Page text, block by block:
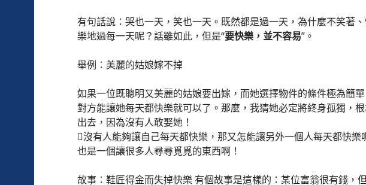
有句話說：哭也一天，笑也一天。既然都是過一天，為什麼不笑著
樂地過每一天呢？話雖如此，但是“要快樂，並不容易”。
舉例：美麗的姑娘嫁不掉
如果一位既聰明又美麗的姑娘要出嫁，而她選擇物件的條件極為簡
對方能讓她每天都快樂就可以了。那麼，我猜她必定將終身孤獨，
出去，因為沒有人敢娶她！
沒有人能夠讓自己每天都快樂，那又怎能讓另外一個人每天都快樂
也是一個讓很多人尋尋覓覓的東西啊！
故事：鞋匠得金而失掉快樂 有個故事是這樣的：某位富翁很有錢，